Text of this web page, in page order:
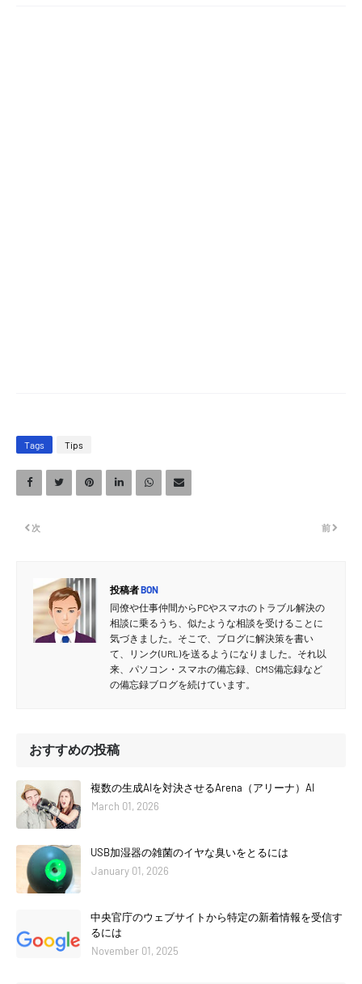
Tags Tips
前
次
投稿者BON
同僚や仕事仲間からPCやスマホのトラブル解決の
相談に乗るうち、似たような相談を受けることに
気づきました。そこで、ブログに解決策を書い
て、リンク(URL)を送るようになりました。それ以
来、パソコン・スマホの備忘録、CMS備忘録など
の備忘録ブログを続けています。
おすすめの投稿
複数の生成AIを対決させるArena（アリーナ）AI
March 01, 2026
USB加湿器の雑菌のイヤな臭いをとるには
January 01, 2026
中央官庁のウェブサイトから特定の新着情報を受信す
るには
November 01, 2025